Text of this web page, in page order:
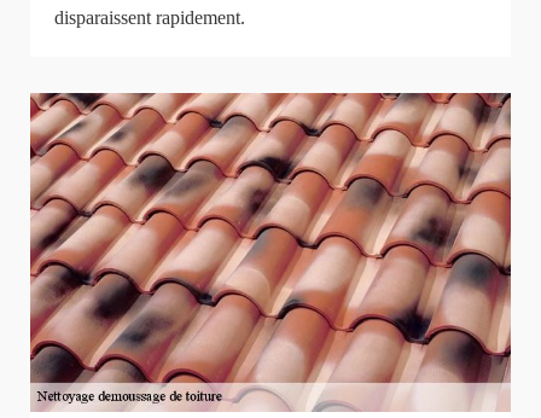
disparaissent rapidement.